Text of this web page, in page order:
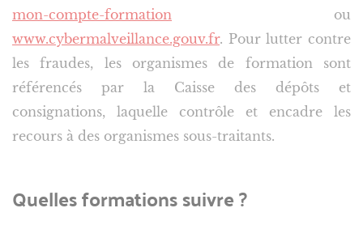
mon-compte-formation ou
www.cybermalveillance.gouv.fr. Pour lutter contre
les fraudes, les organismes de formation sont
référencés par la Caisse des dépôts et
consignations, laquelle contrôle et encadre les
recours à des organismes sous-traitants.
Quelles formations suivre ?